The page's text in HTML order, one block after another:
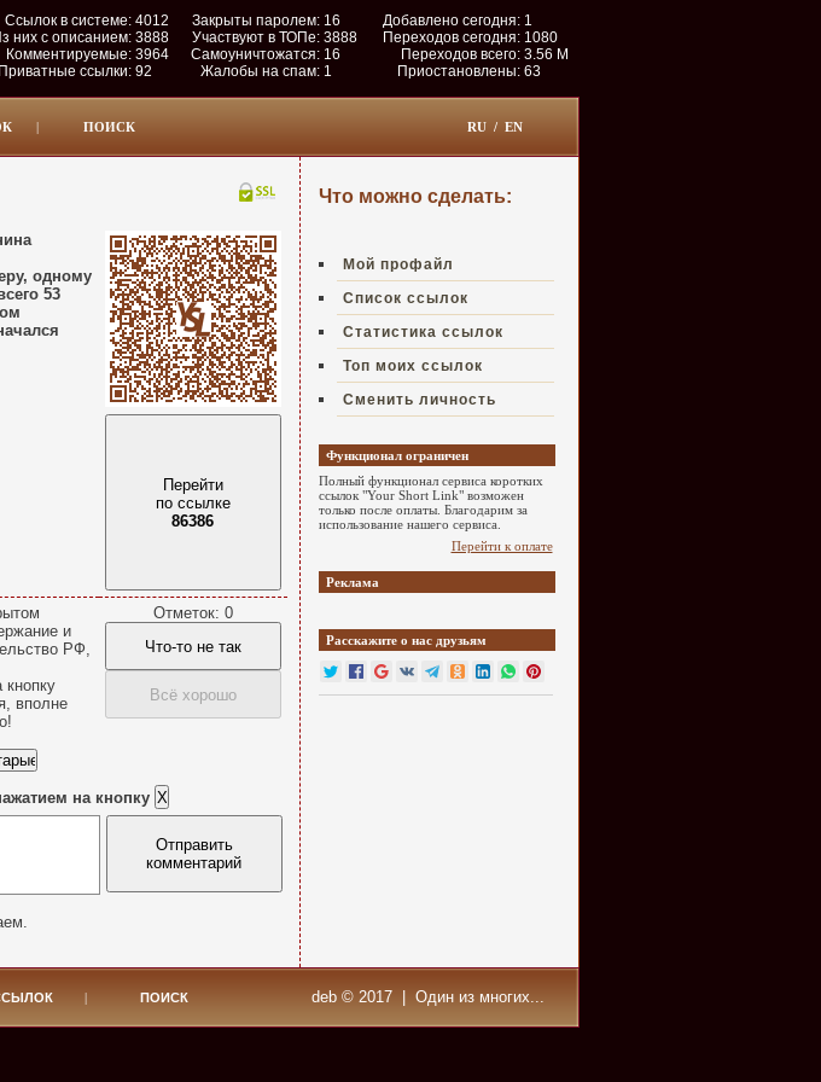
Ссылок в системе: 4012 Закрыты паролем: 16 Добавлено сегодня: 1
них с описанием: 3888 Участвуют в ТОПе: 3888 Переходов сегодня: 1080
Комментируемые: 3964 Самоуничтожатся: 16 Переходов всего: 3.56 M
Приватные ссылки: 92 Жалобы на спам: 1 Приостановлены: 63
| ПОИСК RU / EN
одному
53
Перейти
по ссылке
86386
и
РФ,
вполне
Отметок: 0
Что-то не так
Всё хорошо
на кнопку
Отправить
комментарий
Что можно сделать:
Мой профайл
Список ссылок
Статистика ссылок
Топ моих ссылок
Сменить личность
Функционал ограничен
Полный функционал сервиса коротких
ссылок "Your Short Link" возможен
только после оплаты. Благодарим за
использование нашего сервиса.
Перейти к оплате
Реклама
Расскажите о нас друзьям
ПОИСК deb © 2017 | Один из многих...